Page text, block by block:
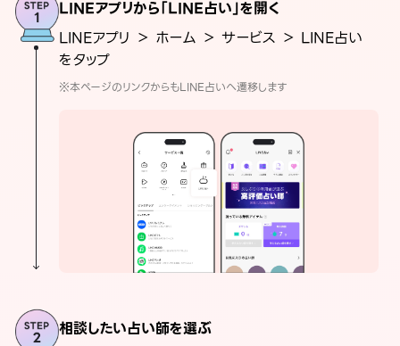
LINEアプリから「LINE占い」を開く
LINEアプリ ＞ ホーム ＞ サービス ＞ LINE占い
をタップ
※本ページのリンクからもLINE占いへ遷移します
相談したい占い師を選ぶ